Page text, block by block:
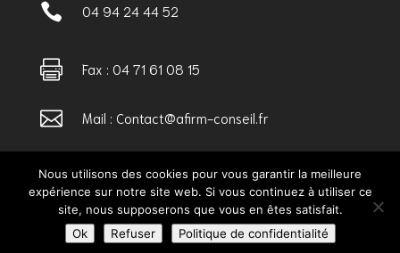
 04 94 24 44 52
 Fax : 04 71 61 08 15
 Mail : Contact@afirm-conseil.fr
Mentions Légales
Politique de Confidentialité
Plan du Site
Webdesign 842 Concept
Nous utilisons des cookies pour vous garantir la meilleure
expérience sur notre site web. Si vous continuez à utiliser ce
site, nous supposerons que vous en êtes satisfait.
Ok
Refuser Politique de confidentialité